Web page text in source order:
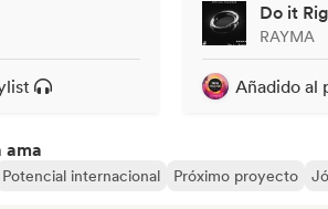
Do it
RAYMA
Añadido al
ama
Potencial internacional Próximo proyecto